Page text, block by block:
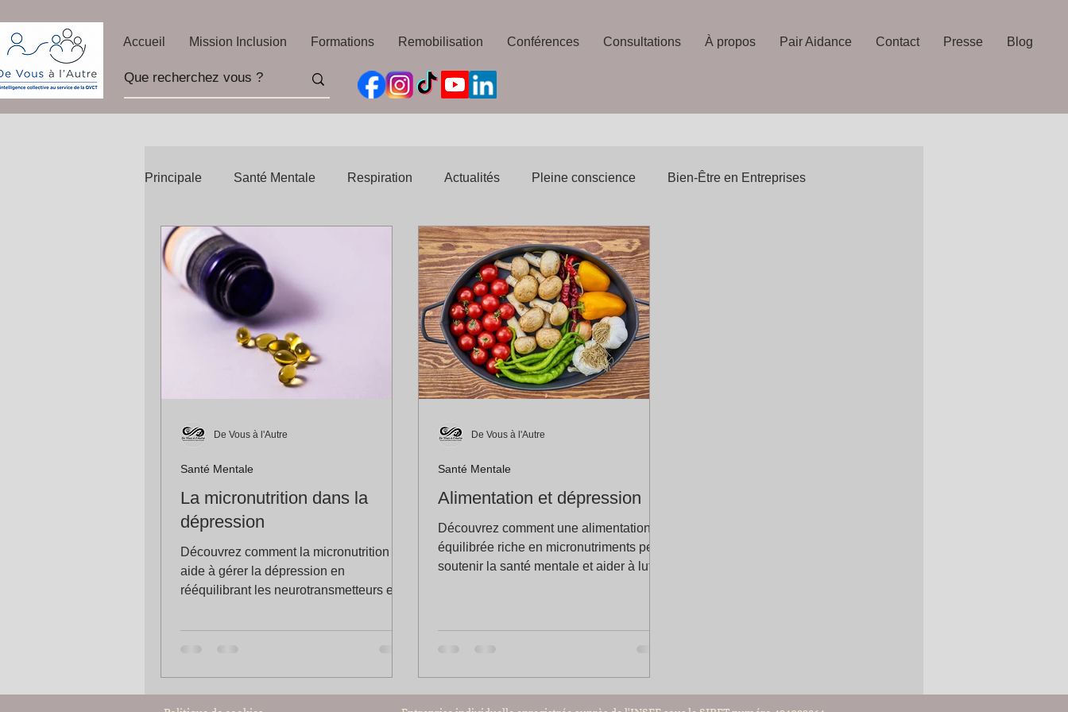
Accueil Mission Inclusion Formations Remobilisation Conférences Consultations À propos Pair Aidance Contact Presse Blog
Principale Santé Mentale Respiration Actualités Pleine conscience Bien-Être en Entreprises
Recettes Bien Être Bien-Être Articles de Presse Addictions
La micronutrition dans la
dépression
Découvrez comment la micronutrition
aide à gérer la dépression en
rééquilibrant les neurotransmetteurs et
Santé Mentale
De Vous à l'Autre
Alimentation et dépression
Découvrez comment une alimentation
équilibrée riche en micronutriments peut
soutenir la santé mentale et aider à lutter
Santé Mentale
De Vous à l'Autre